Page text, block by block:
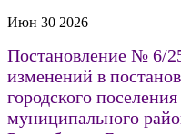
Июн 30 2026
Постановление № 6/
изменений в
городского
муниципального